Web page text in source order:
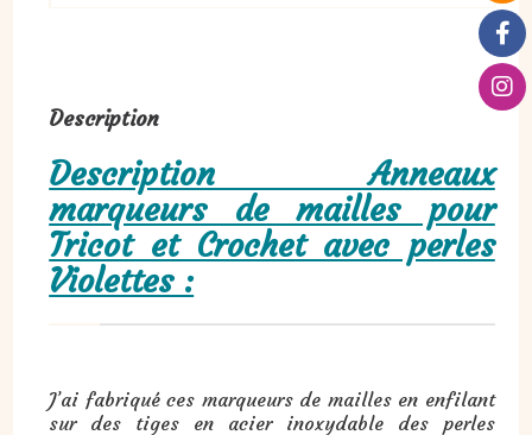
Description
Description Anneaux
marqueurs de mailles pour
Tricot et Crochet avec perles
Violettes :
J’ai fabriqué ces marqueurs de mailles en enfilant
sur des tiges en acier inoxydable des perles